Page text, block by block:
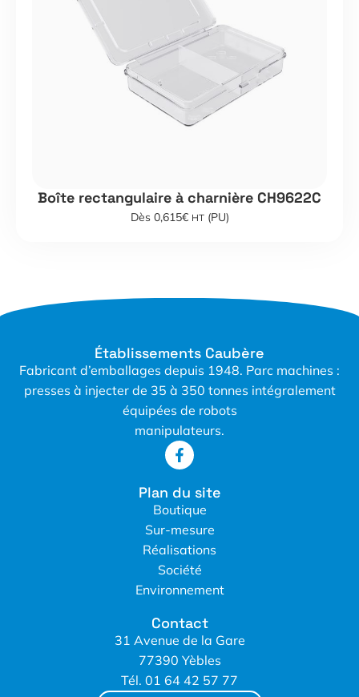
Boîte rectangulaire à charnière CH9622C
Dès 0,615€ HT(PU)
Établissements Caubère
Fabricant d’emballages depuis 1948. Parc machines :
presses à injecter de 35 à 350 tonnes intégralement
équipées de robots
manipulateurs.
Plan du site
Boutique
Sur-mesure
Réalisations
Société
Environnement
Contact
31 Avenue de la Gare
77390 Yèbles
Tél. 01 64 42 57 77